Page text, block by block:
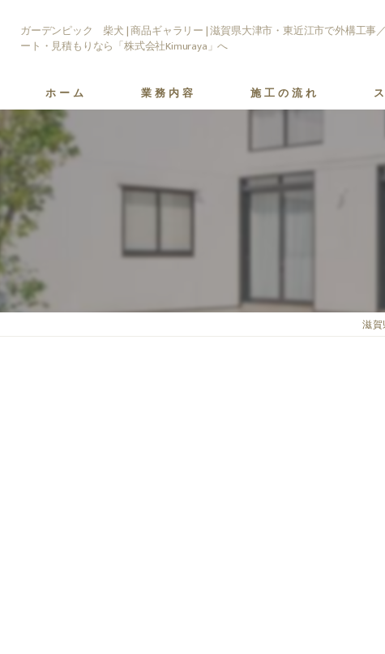
ガーデンピック 柴犬 | 商品ギャラリー | 滋賀県大津市・東近江市で外構工事
ート・見積もりなら「株式会社Kimuraya」へ
ホーム 業務内容 施工の流れ
滋